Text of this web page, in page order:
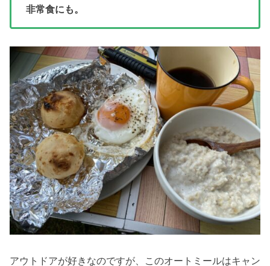
非常食にも。
アウトドアが好きなのですが、このオートミールはキャン